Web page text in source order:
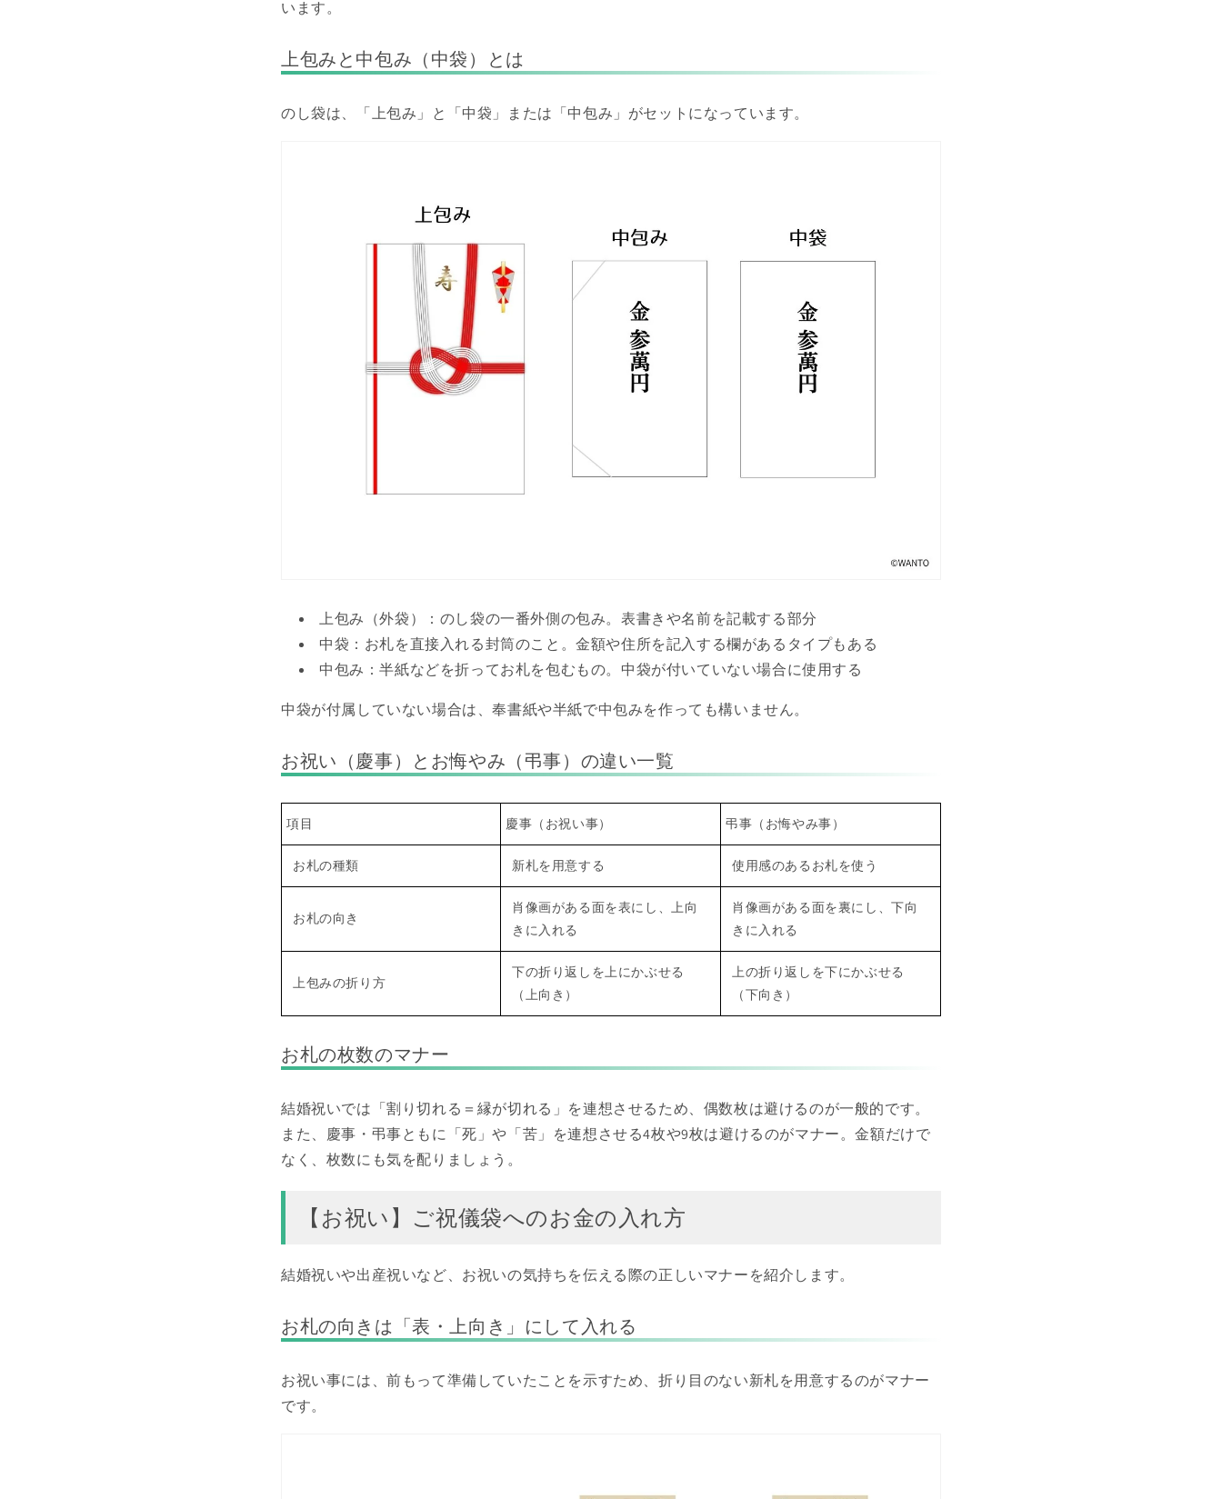
います。
上包みと中包み（中袋）とは
のし袋は、「上包み」と「中袋」または「中包み」がセットになっています。
上包み（外袋）：のし袋の一番外側の包み。表書きや名前を記載する部分
中袋：お札を直接入れる封筒のこと。金額や住所を記入する欄があるタイプもある
中包み：半紙などを折ってお札を包むもの。中袋が付いていない場合に使用する
中袋が付属していない場合は、奉書紙や半紙で中包みを作っても構いません。
お祝い（慶事）とお悔やみ（弔事）の違い一覧
項目 慶事（お祝い事） 弔事（お悔やみ事）
お札の種類 新札を用意する 使用感のあるお札を使う
お札の向き
肖像画がある面を表にし、上向
きに入れる
肖像画がある面を裏にし、下向
きに入れる
上包みの折り方
下の折り返しを上にかぶせる
（上向き）
上の折り返しを下にかぶせる
（下向き）
お札の枚数のマナー
結婚祝いでは「割り切れる＝縁が切れる」を連想させるため、偶数枚は避けるのが一般的です。
また、慶事・弔事ともに「死」や「苦」を連想させる4枚や9枚は避けるのがマナー。金額だけで
なく、枚数にも気を配りましょう。
【お祝い】ご祝儀袋へのお金の入れ方
結婚祝いや出産祝いなど、お祝いの気持ちを伝える際の正しいマナーを紹介します。
お札の向きは「表・上向き」にして入れる
お祝い事には、前もって準備していたことを示すため、折り目のない新札を用意するのがマナー
です。